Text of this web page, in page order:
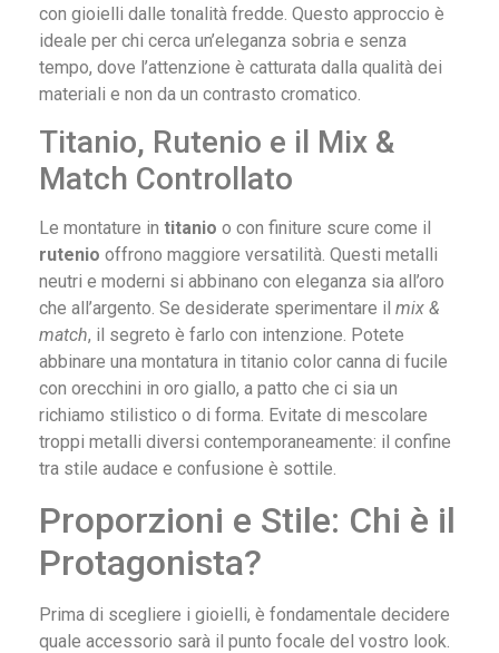
con gioielli dalle tonalità fredde. Questo approccio è
ideale per chi cerca un’eleganza sobria e senza
tempo, dove l’attenzione è catturata dalla qualità dei
materiali e non da un contrasto cromatico.
Titanio, Rutenio e il Mix &
Match Controllato
Le montature in titanio o con finiture scure come il
rutenio offrono maggiore versatilità. Questi metalli
neutri e moderni si abbinano con eleganza sia all’oro
che all’argento. Se desiderate sperimentare il mix &
match, il segreto è farlo con intenzione. Potete
abbinare una montatura in titanio color canna di fucile
con orecchini in oro giallo, a patto che ci sia un
richiamo stilistico o di forma. Evitate di mescolare
troppi metalli diversi contemporaneamente: il confine
tra stile audace e confusione è sottile.
Proporzioni e Stile: Chi è il
Protagonista?
Prima di scegliere i gioielli, è fondamentale decidere
quale accessorio sarà il punto focale del vostro look.